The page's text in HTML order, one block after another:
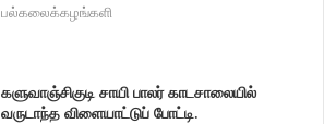
பல்கலைக்கழங்களி
களுவாஞ்சிகுடி சாயி பாலர் காடசாலையில்
வருடாந்த விளையாட்டுப் போட்டி.